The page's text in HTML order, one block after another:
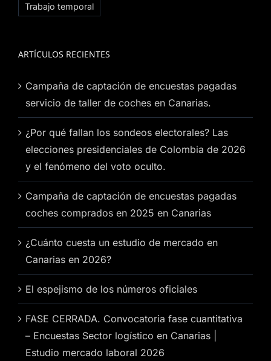
Trabajo temporal
ARTÍCULOS RECIENTES
Campaña de captación de encuestas pagadas
servicio de taller de coches en Canarias.
¿Por qué fallan los sondeos electorales? Las
elecciones presidenciales de Colombia de 2026
y el fenómeno del voto oculto.
Campaña de captación de encuestas pagadas
coches comprados en 2025 en Canarias
¿Cuánto cuesta un estudio de mercado en
Canarias en 2026?
El espejismo de los números oficiales
FASE CERRADA. Convocatoria fase cuantitativa
– Encuestas Sector logístico en Canarias |
Estudio mercado laboral 2026